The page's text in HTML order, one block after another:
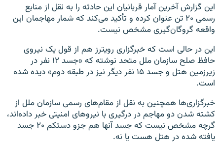
این گزارش آخرین آمار قربانیان این حادثه را به نقل از منابع
رسمی ۲۰ تن عنوان کرده و تأکید می‌کند که شمار مهاجمان این
واقعه گروگان‌گیری ​مشخص نیست.
این در حالی است که خبرگزاری رویترز هم از قول یک نیروی
حافظ صلح سازمان ملل متحد نوشته که «جسد ۱۲ نفر در
زیرزمین هتل و جسد ۱۵ نفر دیگر نیز در طبقه دوم» دیده شده
است.
خبرگزاری‌ها همچنین به نقل از مقام‌های رسمی سازمان ملل از
کشته شدن دو مهاجم در درگیری با نیروهای امنیتی خبر داده‌اند،
گرچه مشخص نیست که جسد آنها هم جزو دستکم ۲۰ جسد
یافته شده در هتل هست یا نه.